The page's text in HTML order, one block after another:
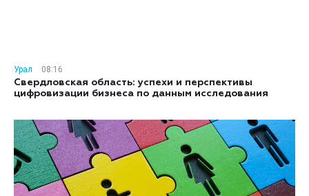
Урал
08:16
Свердловская область: успехи и перспективы
цифровизации бизнеса по данным исследования